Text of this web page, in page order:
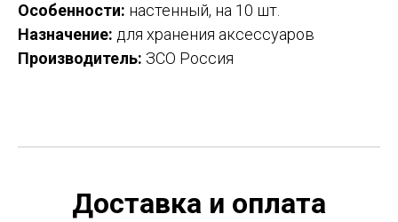
Особенности: настенный, на 10 шт.
Назначение: для хранения аксессуаров
Производитель: ЗСО Россия
Доставка и оплата